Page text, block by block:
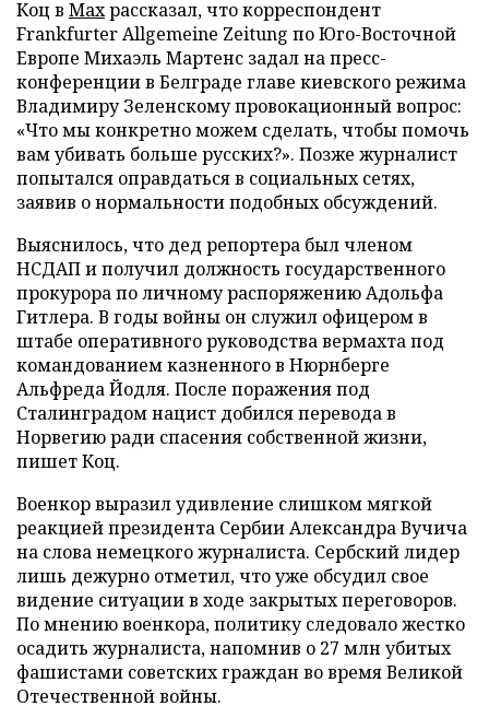
Коц в Махрассказал, что корреспондент
Frankfurter Allgemeine Zeitung по Юго-Восточной
Европе Михаэль Мартенс задал на пресс-
конференции в Белграде главе киевского режима
Владимиру Зеленскому провокационный вопрос:
«Что мы конкретно можем сделать, чтобы помочь
вам убивать больше русских?». Позже журналист
попытался оправдаться в социальных сетях,
заявив о нормальности подобных обсуждений.
Выяснилось, что дед репортера был членом
НСДАП и получил должность государственного
прокурора по личному распоряжению Адольфа
Гитлера. В годы войны он служил офицером в
штабе оперативного руководства вермахта под
командованием казненного в Нюрнберге
Альфреда Йодля. После поражения под
Сталинградом нацист добился перевода в
Норвегию ради спасения собственной жизни,
пишет Коц.
Военкор выразил удивление слишком мягкой
реакцией президента Сербии Александра Вучича
на слова немецкого журналиста. Сербский лидер
лишь дежурно отметил, что уже обсудил свое
видение ситуации в ходе закрытых переговоров.
По мнению военкора, политику следовало жестко
осадить журналиста, напомнив о 27 млн убитых
фашистами советских граждан во время Великой
Отечественной войны.